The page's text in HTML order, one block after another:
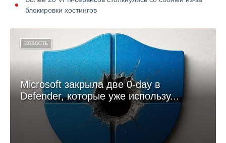
блокировки хостингов
НОВОСТЬ
Microsoft закрыла две 0-day в
Defender, которые уже использу...